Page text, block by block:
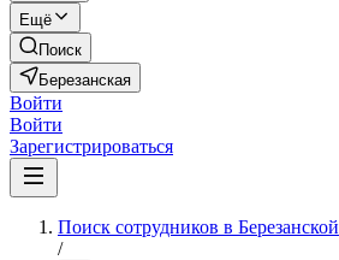
Ещё
Поиск
Березанская
Войти
Войти
Зарегистрироваться
Поиск сотрудников в Березанской
/